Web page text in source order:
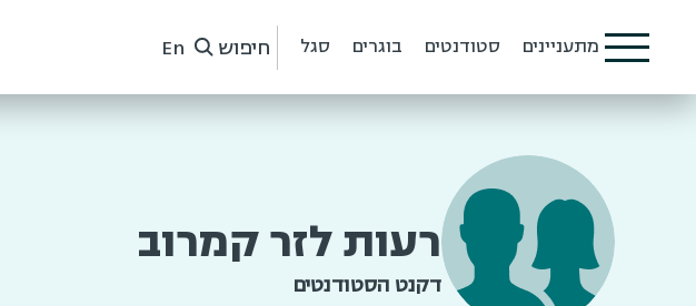
מתעניינים סטודנטים בוגרים סגל חיפוש En
רעות לזר קמרוב
דקנט הסטודנטים